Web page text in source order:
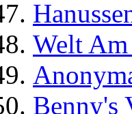
Welt
Benny's